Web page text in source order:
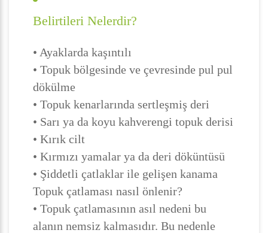
Belirtileri Nelerdir?
• Ayaklarda kaşıntılı
• Topuk bölgesinde ve çevresinde pul pul
dökülme
• Topuk kenarlarında sertleşmiş deri
• Sarı ya da koyu kahverengi topuk derisi
• Kırık cilt
• Kırmızı yamalar ya da deri döküntüsü
• Şiddetli çatlaklar ile gelişen kanama
Topuk çatlaması nasıl önlenir?
• Topuk çatlamasının asıl nedeni bu
alanın nemsiz kalmasıdır. Bu nedenle